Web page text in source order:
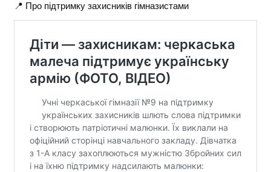
📍 Про підтримку захисників гімназистами